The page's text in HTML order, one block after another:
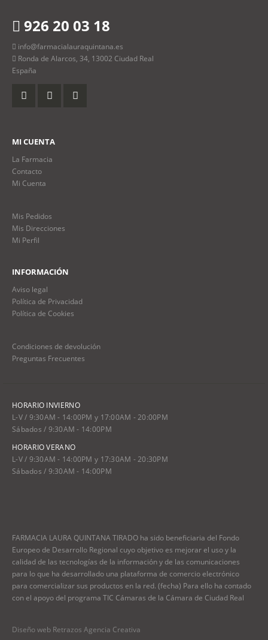
926 20 03 18
info@farmacialauraquintana.es
Ronda de Alarcos, 34, 13002 Ciudad Real
España
MI CUENTA
La Farmacia
Contacto
Mi Cuenta
Mis Pedidos
Mis Direcciones
Mi Perfil
INFORMACIÓN
Aviso legal
Política de Privacidad
Política de Cookies
Condiciones de devolución
Preguntas Frecuentes
HORARIO INVIERNO
L-V / 9:30AM - 14:00PM y 17:00AM - 20:00PM
Sábados / 9:30AM - 14:00PM
HORARIO VERANO
L-V / 9:30AM - 14:00PM y 17:30AM - 20:30PM
Sábados / 9:30AM - 14:00PM
FARMACIA LAURA QUINTANA TIRADO ha sido beneficiaria del Fondo
Europeo de Desarrollo Regional cuyo objetivo es mejorar el uso y la
calidad de las tecnologías de la información y de las comunicaciones
para lo que ha desarrollado una plataforma de comercio electrónico
para comercializar sus productos en la red. (fecha) Para ello ha contado
con el apoyo del programa TIC Cámaras de la Cámara de Ciudad Real
Diseño web Retrazos Agencia Creativa